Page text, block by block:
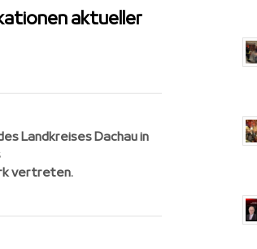
aktueller
Landkreises Dachau in
vertreten.